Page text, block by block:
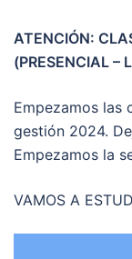
ATENCIÓN:
(PRESENCIAL –
Empezamos las
gestión 2024.
Empezamos la
VAMOS A